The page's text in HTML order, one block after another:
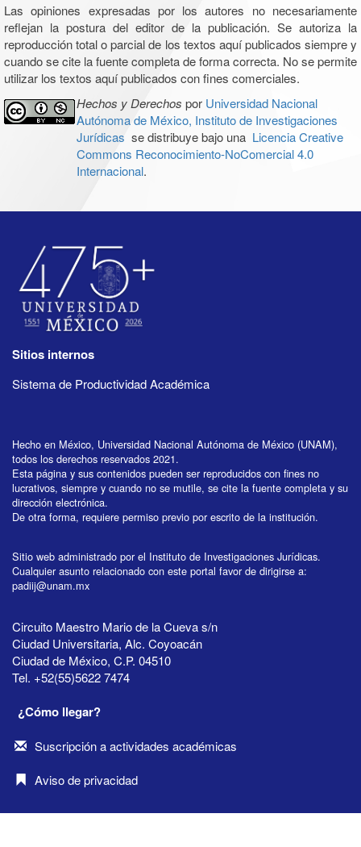
Las opiniones expresadas por los autores no necesariamente
reflejan la postura del editor de la publicación. Se autoriza la
reproducción total o parcial de los textos aquí publicados siempre y
cuando se cite la fuente completa de forma correcta. No se permite
utilizar los textos aquí publicados con fines comerciales.
Hechos y Derechos por Universidad Nacional
Autónoma de México, Instituto de Investigaciones
Jurídicas se distribuye bajo una Licencia Creative
Commons Reconocimiento-NoComercial 4.0
Internacional.
Sitios internos
Sistema de Productividad Académica
Hecho en México, Universidad Nacional Autónoma de México (UNAM),
todos los derechos reservados 2021.
Esta página y sus contenidos pueden ser reproducidos con fines no
lucrativos, siempre y cuando no se mutile, se cite la fuente completa y su
dirección electrónica.
De otra forma, requiere permiso previo por escrito de la institución.
Sitio web administrado por el Instituto de Investigaciones Jurídicas.
Cualquier asunto relacionado con este portal favor de dirigirse a:
padiij@unam.mx
Circuito Maestro Mario de la Cueva s/n
Ciudad Universitaria, Alc. Coyoacán
Ciudad de México, C.P. 04510
Tel. +52(55)5622 7474
¿Cómo llegar?
Suscripción a actividades académicas
Aviso de privacidad